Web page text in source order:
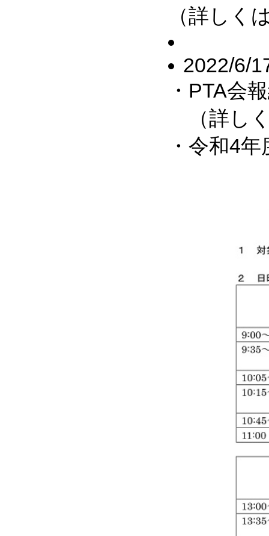
（詳しく
2022/6/
・PTA会
（詳し
・令和4